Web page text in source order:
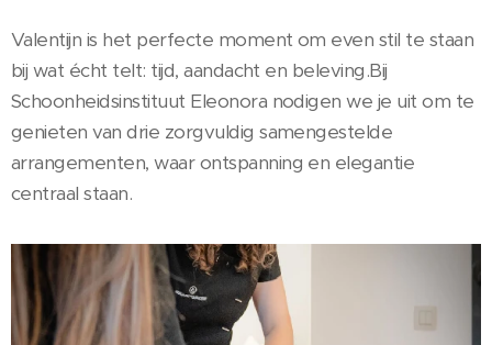
Valentijn is het perfecte moment om even stil te staan
bij wat écht telt: tijd, aandacht en beleving.Bij
Schoonheidsinstituut Eleonora nodigen we je uit om te
genieten van drie zorgvuldig samengestelde
arrangementen, waar ontspanning en elegantie
centraal staan.